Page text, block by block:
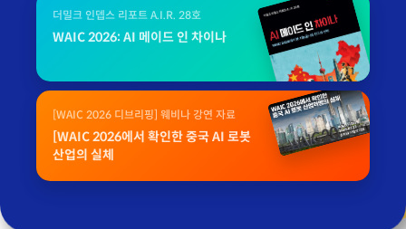
더밀크 인뎁스 리포트 A.I.R. 28호
WAIC 2026: AI 메이드 인 차이나
[WAIC 2026 디브리핑] 웨비나 강연 자료
[WAIC 2026에서 확인한 중국 AI 로봇
산업의 실체